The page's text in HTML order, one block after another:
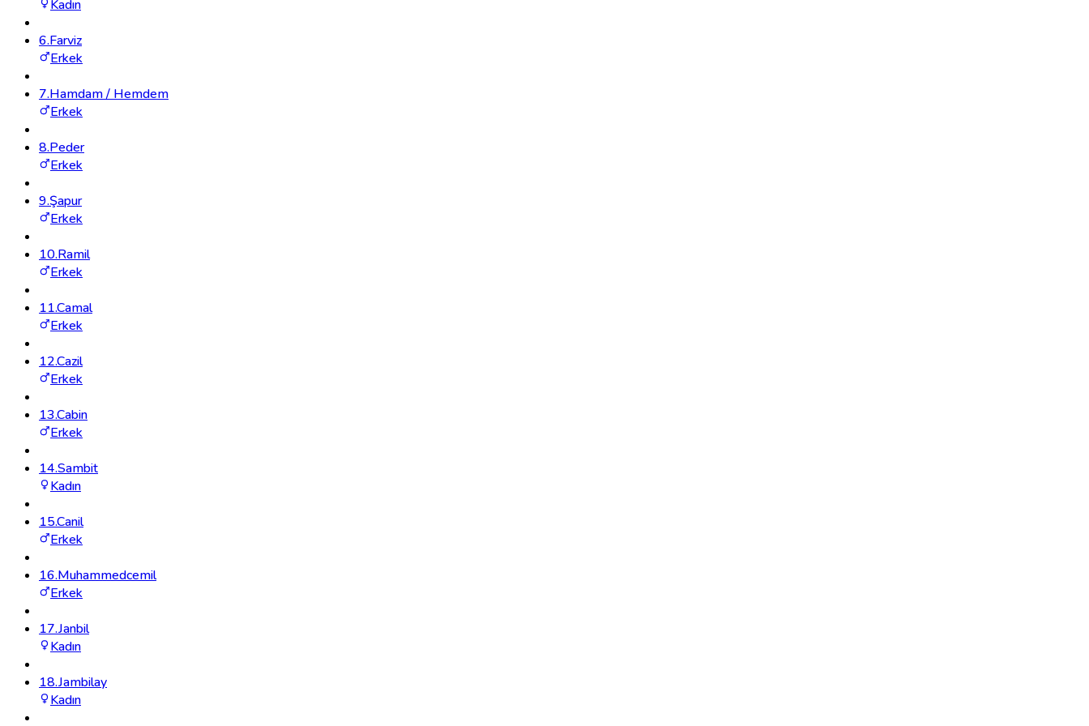
Kadın
6.Farviz
Erkek
7.Hamdam / Hemdem
Erkek
8.Peder
Erkek
9.Şapur
Erkek
10.Ramil
Erkek
11.Camal
Erkek
12.Cazil
Erkek
13.Cabin
Erkek
14.Sambit
Kadın
15.Canil
Erkek
16.Muhammedcemil
Erkek
17.Janbil
Kadın
18.Jambilay
Kadın